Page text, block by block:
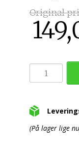
Original
(På lager lige